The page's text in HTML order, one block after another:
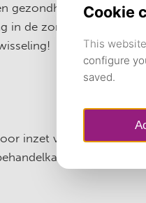
gezondheidszorg beter
de zorg realiseren?
inzet van moderne
in het